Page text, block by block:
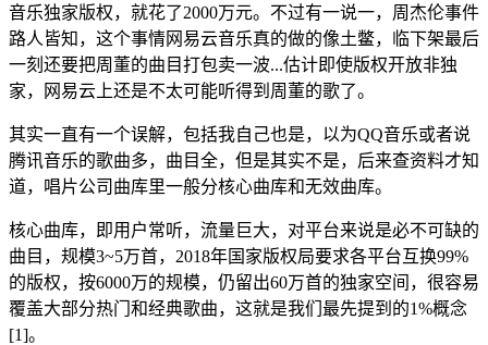
音乐独家版权，就花了2000万元。不过有一说一，周杰伦事件
路人皆知，这个事情网易云音乐真的做的像土鳖，临下架最后
一刻还要把周董的曲目打包卖一波...估计即使版权开放非独
家，网易云上还是不太可能听得到周董的歌了。
其实一直有一个误解，包括我自己也是，以为QQ音乐或者说
腾讯音乐的歌曲多，曲目全，但是其实不是，后来查资料才知
道，唱片公司曲库里一般分核心曲库和无效曲库。
核心曲库，即用户常听，流量巨大，对平台来说是必不可缺的
曲目，规模3~5万首，2018年国家版权局要求各平台互换99%
的版权，按6000万的规模，仍留出60万首的独家空间，很容易
覆盖大部分热门和经典歌曲，这就是我们最先提到的1%概念
[1]。